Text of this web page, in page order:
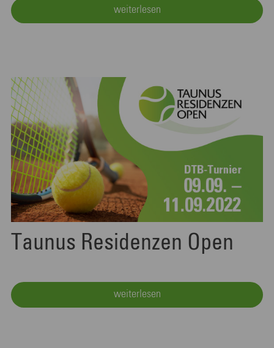
weiterlesen
Taunus Residenzen Open
weiterlesen